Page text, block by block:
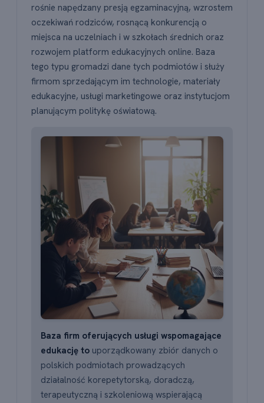
rośnie napędzany presją egzaminacyjną, wzrostem
oczekiwań rodziców, rosnącą konkurencją o
miejsca na uczelniach i w szkołach średnich oraz
rozwojem platform edukacyjnych online. Baza
tego typu gromadzi dane tych podmiotów i służy
firmom sprzedającym im technologie, materiały
edukacyjne, usługi marketingowe oraz instytucjom
planującym politykę oświatową.
Baza firm oferujących usługi wspomagające
edukację to uporządkowany zbiór danych o
polskich podmiotach prowadzących
działalność korepetytorską, doradczą,
terapeutyczną i szkoleniową wspierającą